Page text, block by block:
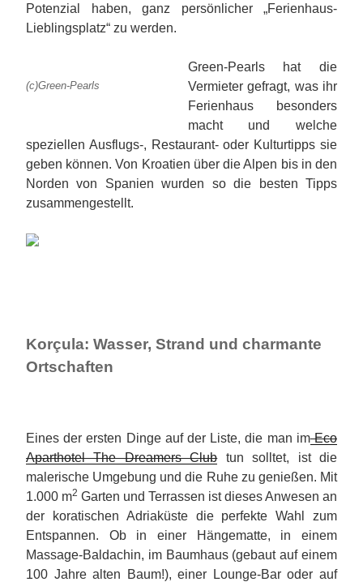
Potenzial haben, ganz persönlicher „Ferienhaus-
Lieblingsplatz“ zu werden.
(c)Green-Pearls
Green-Pearls hat die
Vermieter gefragt, was ihr
Ferienhaus besonders
macht und welche
speziellen Ausflugs-, Restaurant- oder Kulturtipps sie
geben können. Von Kroatien über die Alpen bis in den
Norden von Spanien wurden so die besten Tipps
zusammengestellt.
Korçula: Wasser, Strand und charmante
Ortschaften
Eines der ersten Dinge auf der Liste, die man imEco
Aparthotel The Dreamers Clubtun solltet, ist die
malerische Umgebung und die Ruhe zu genießen. Mit
1.000 m2 Garten und Terrassen ist dieses Anwesen an
der koratischen Adriaküste die perfekte Wahl zum
Entspannen. Ob in einer Hängematte, in einem
Massage-Baldachin, im Baumhaus (gebaut auf einem
100 Jahre alten Baum!), einer Lounge-Bar oder auf